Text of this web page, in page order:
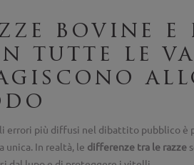
bovine e
tutte le
errori più diffusi nel dibattito pubblico è
unica. In realtà, le differenze tra le razze